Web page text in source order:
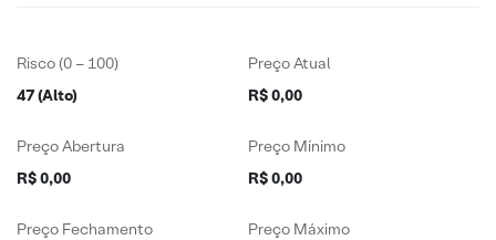
Risco (0 – 100)
47 (Alto)
Preço Atual
R$ 0,00
Preço Abertura
R$ 0,00
Preço Mínimo
R$ 0,00
Preço Fechamento
Preço Máximo